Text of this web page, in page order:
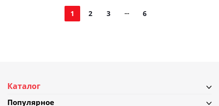
1 2 3 6
Каталог
Популярное